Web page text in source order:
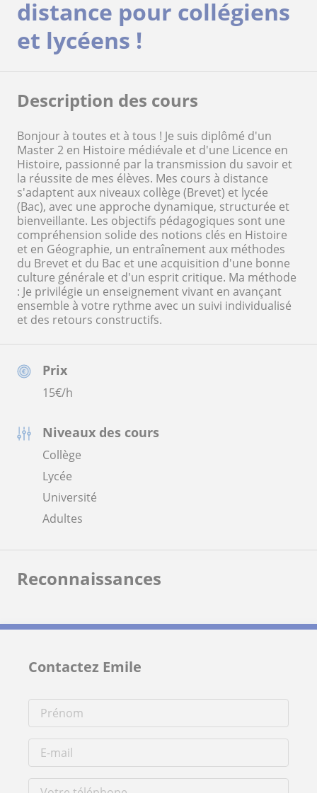
Prix
15€/h
Niveaux des cours
Collège
Lycée
Université
Adultes
distance pour collégiens
et lycéens !
Description des cours
Bonjour à toutes et à tous ! Je suis diplômé d'un
Master 2 en Histoire médiévale et d'une Licence en
Histoire, passionné par la transmission du savoir et
la réussite de mes élèves. Mes cours à distance
s'adaptent aux niveaux collège (Brevet) et lycée
(Bac), avec une approche dynamique, structurée et
bienveillante. Les objectifs pédagogiques sont une
compréhension solide des notions clés en Histoire
et en Géographie, un entraînement aux méthodes
du Brevet et du Bac et une acquisition d'une bonne
culture générale et d'un esprit critique. Ma méthode
: Je privilégie un enseignement vivant en avançant
ensemble à votre rythme avec un suivi individualisé
et des retours constructifs.
Reconnaissances
Contactez Emile